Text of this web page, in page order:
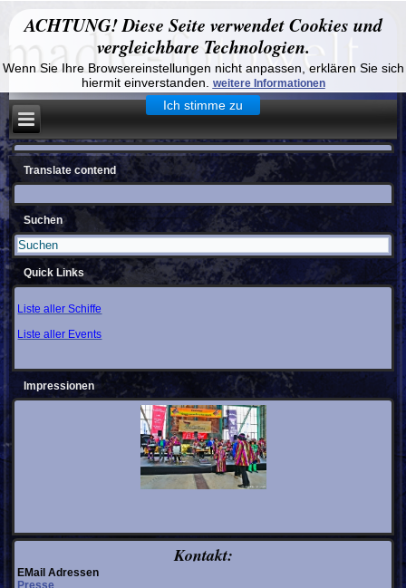
ACHTUNG! Diese Seite verwendet Cookies und
vergleichbare Technologien.
Wenn Sie Ihre Browsereinstellungen nicht anpassen, erklären Sie sich
hiermit einverstanden.
weitere Informationen
Ich stimme zu
Translate contend
Suchen
Quick Links
Liste aller Schiffe
Liste aller Events
Impressionen
Kontakt:
EMail Adressen